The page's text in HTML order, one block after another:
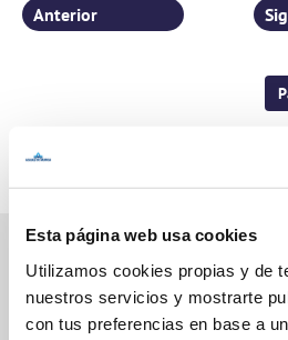
Esta página web usa cookies
Utilizamos cookies propias y de
nuestros servicios y mostrarte
con tus preferencias en base a
Anterior
Inicio